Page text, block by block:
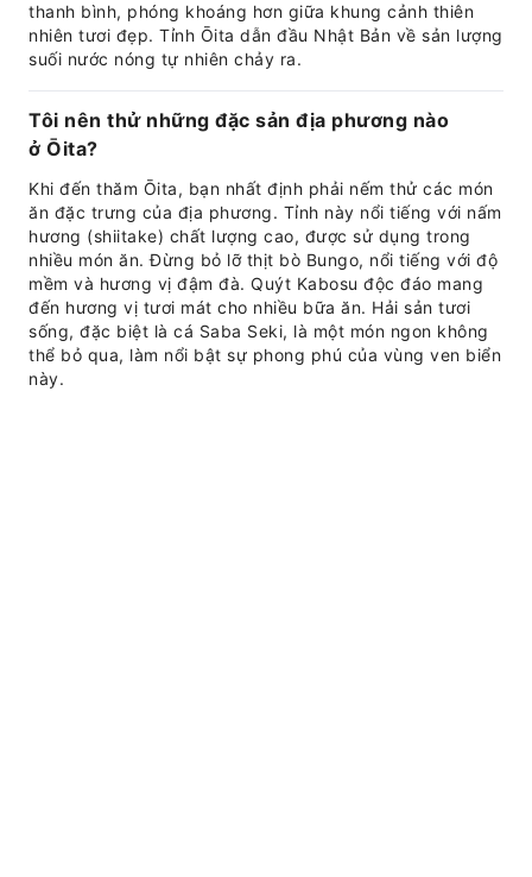
thanh bình, phóng khoáng hơn giữa khung cảnh thiên
nhiên tươi đẹp. Tỉnh Ōita dẫn đầu Nhật Bản về sản lượng
suối nước nóng tự nhiên chảy ra.
Tôi nên thử những đặc sản địa phương nào
ở Ōita?
Khi đến thăm Ōita, bạn nhất định phải nếm thử các món
ăn đặc trưng của địa phương. Tỉnh này nổi tiếng với nấm
hương (shiitake) chất lượng cao, được sử dụng trong
nhiều món ăn. Đừng bỏ lỡ thịt bò Bungo, nổi tiếng với độ
mềm và hương vị đậm đà. Quýt Kabosu độc đáo mang
đến hương vị tươi mát cho nhiều bữa ăn. Hải sản tươi
sống, đặc biệt là cá Saba Seki, là một món ngon không
thể bỏ qua, làm nổi bật sự phong phú của vùng ven biển
này.